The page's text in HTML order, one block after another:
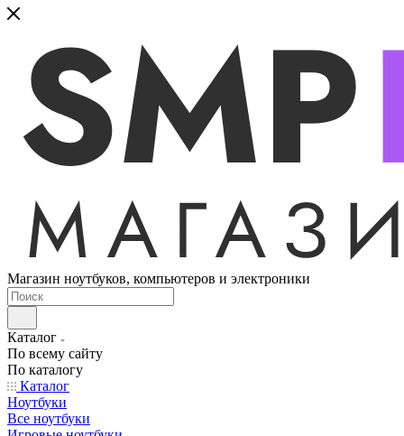
Магазин ноутбуков, компьютеров и электроники
Каталог
По всему сайту
По каталогу
Каталог
Ноутбуки
Все ноутбуки